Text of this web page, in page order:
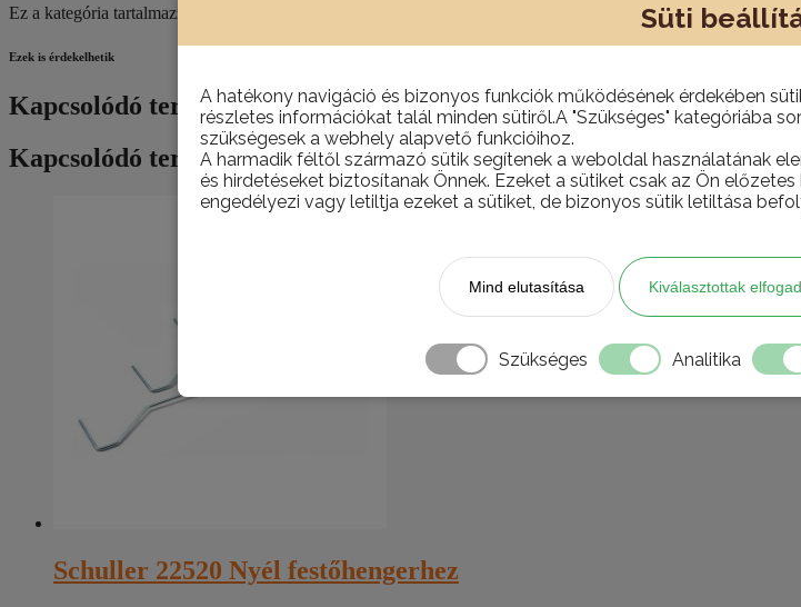
Süti
A hatékony navigáció és bizonyos funkciók működésének érdekében
részletes információkat talál minden sütiről.A "Szükséges" kategóriába
szükségesek a webhely alapvető funkcióihoz.
A harmadik féltől származó sütik segítenek a weboldal használatának
és hirdetéseket biztosítanak Önnek. Ezeket a sütiket csak az Ön
engedélyezi vagy letiltja ezeket a sütiket, de bizonyos sütik letiltása
Mind elutasítása Kiválasztottak
Szükséges Analitika
Ez a kategória tartalmazza az összes javítási és felújítási munkálatokhoz szükséges szalagot.
Ezek is érdekelhetik
Kapcsolódó termékek
Kapcsolódó termékek
Schuller 22520 Nyél festőhengerhez